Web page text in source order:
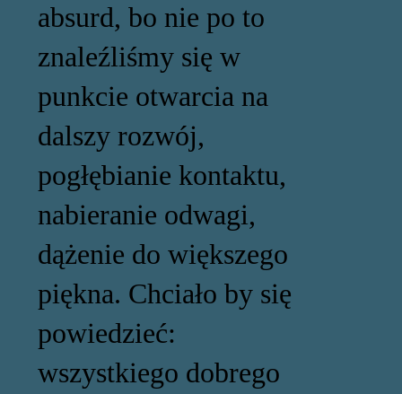
absurd, bo nie po to
znaleźliśmy się w
punkcie otwarcia na
dalszy rozwój,
pogłębianie kontaktu,
nabieranie odwagi,
dążenie do większego
piękna. Chciało by się
powiedzieć:
wszystkiego dobrego